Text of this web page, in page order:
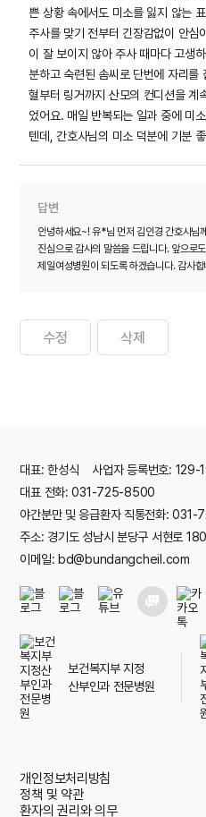
쁜 상황 속에서도 미소를 잃지 않는
주사를 맞기 전부터 긴장감없이 안심
이 잘 보이지 않아 주사 때마다 고생
분하고 숙련된 솜씨로 단번에 자리를
혈부터 링거까지 산모의 컨디션을 계
었어요. 매일 반복되는 일과 중에 미
텐데, 간호사님의 미소 덕분에 기분
답변
안녕하세요~! 유*님 먼저 김인경 간호사님
진심으로 감사의 말씀을 드립니다. 앞으로
제일여성병원이 되도록 하겠습니다. 감사합
수정 삭제
대표: 한성식 사업자 등록번호:
대표 전화: 031-725-8500
야간분만 및 응급환자 직통전화:
주소: 경기도 성남시 분당구 서현로
이메일: bd@bundangcheil.com
보건복지부 지정
산부인과 전문병원
개인정보처리방침
정책 및 약관
환자의 권리와 의무